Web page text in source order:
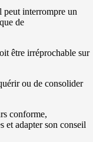
peut interrompre un
de
être irréprochable sur
ou de consolider
conforme,
et adapter son conseil